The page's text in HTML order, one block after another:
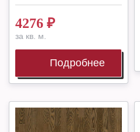
4276 ₽
за кв. м.
Подробнее